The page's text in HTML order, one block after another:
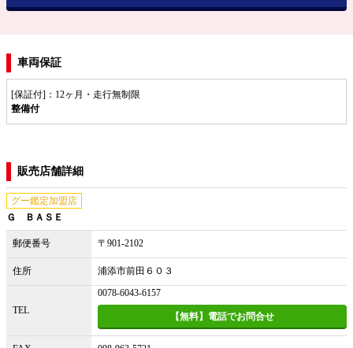
車両保証
[保証付]：12ヶ月・走行無制限
整備付
販売店舗詳細
グー鑑定加盟店
Ｇ ＢＡＳＥ
郵便番号 〒901-2102
住所 浦添市前田６０３
TEL
0078-6043-6157
【無料】電話でお問合せ